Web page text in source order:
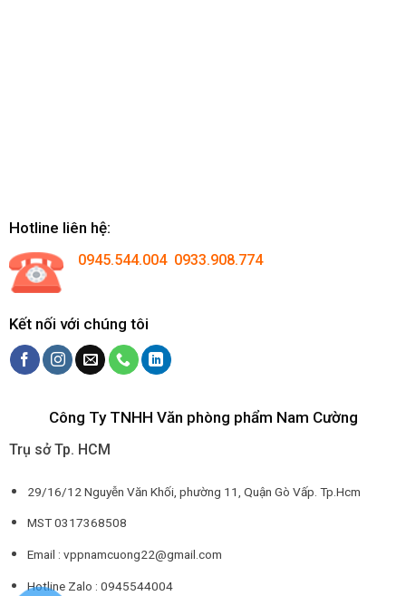
Hotline liên hệ:
0945.544.004 0933.908.774
Kết nối với chúng tôi
Công Ty TNHH Văn phòng phẩm Nam Cường
Trụ sở Tp. HCM
29/16/12 Nguyễn Văn Khối, phường 11, Quận Gò Vấp. Tp.Hcm
MST 0317368508
Email : vppnamcuong22@gmail.com
Hotline Zalo : 0945544004